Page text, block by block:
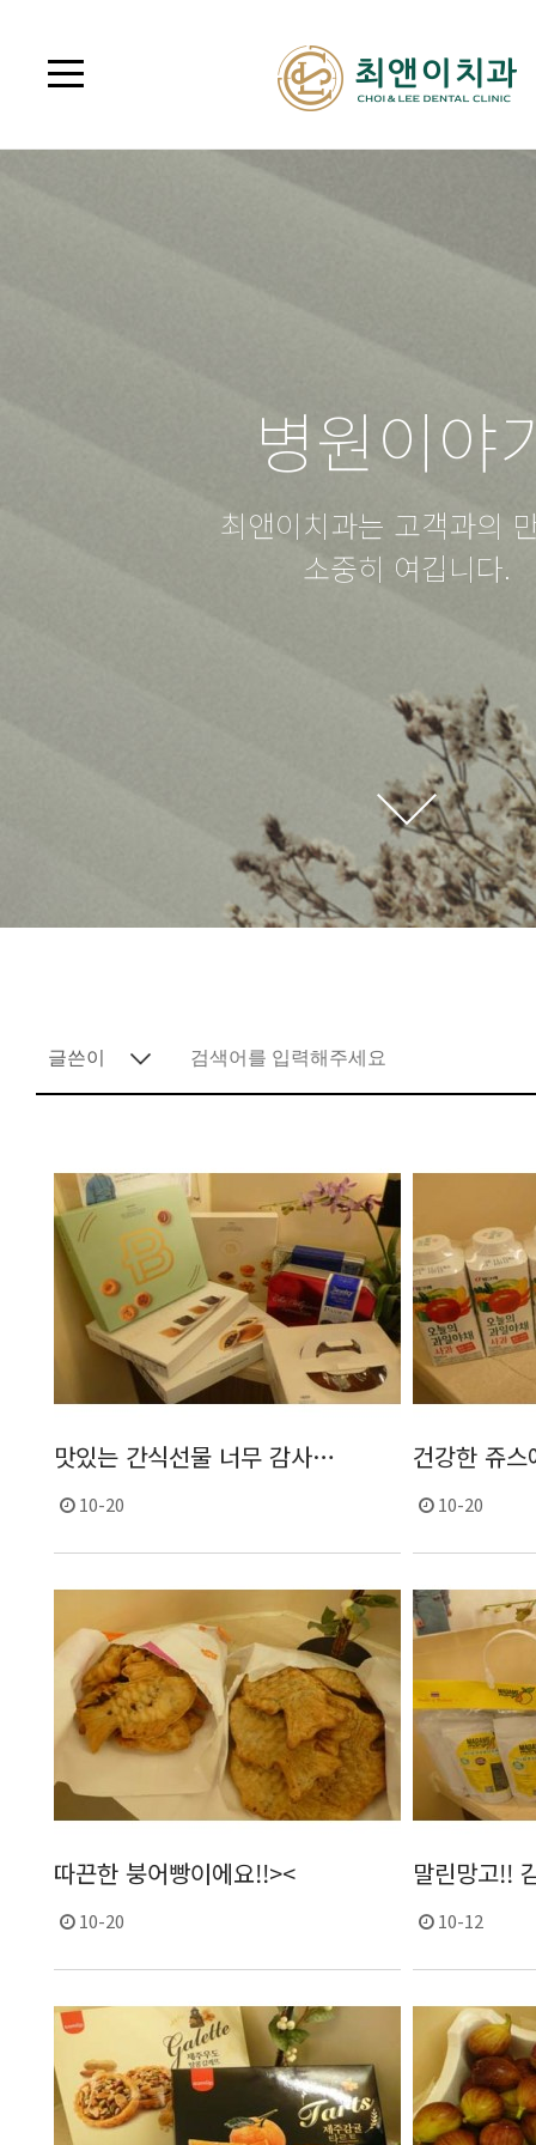
병원이야
최앤이치과는 고객과의
소중히 여깁니다.
맛있는 간식선물 너무 감사…
10-20
건강한 쥬
10-20
따끈한 붕어빵이에요!!><
10-20
말린망고!!
10-12